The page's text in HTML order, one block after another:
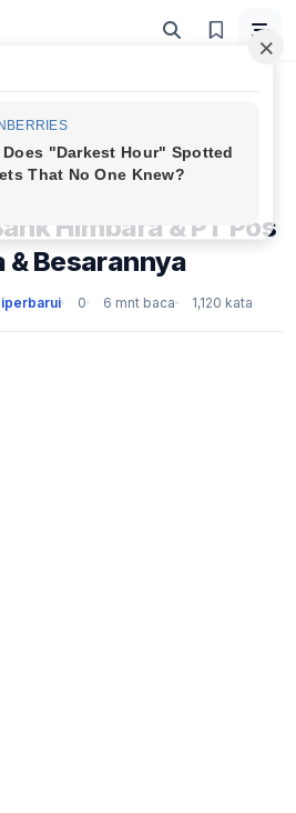
Tahap 2 Mei
Himbara & PT Pos
& Besarannya
0 6 mnt baca 1,120 kata